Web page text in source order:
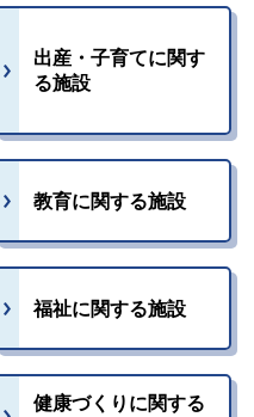
出産・子育てに関す
る施設
教育に関する施設
福祉に関する施設
健康づくりに関する